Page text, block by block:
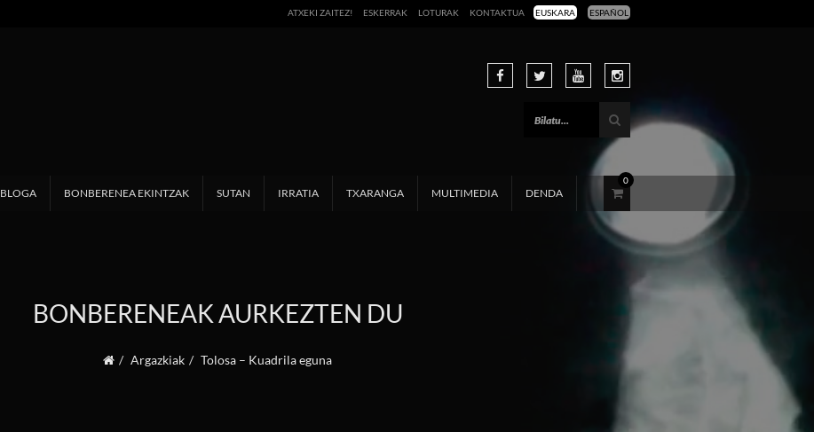
EUSKARA ESPAÑOL
ATXEKI ZAITEZ! ESKERRAK LOTURAK KONTAKTUA
BLOGA BONBERENEA EKINTZAK SUTAN IRRATIA TXARANGA MULTIMEDIA DENDA
0
BONBERENEAK AURKEZTEN DU
Argazkiak Tolosa – Kuadrila eguna